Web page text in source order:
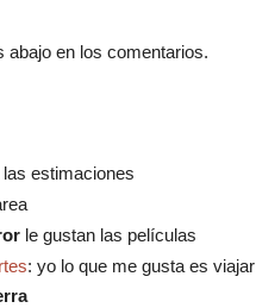
abajo en los comentarios.
las estimaciones
le gustan las películas
: yo lo que me gusta es viajar